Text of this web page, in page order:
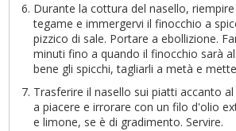
Durante la cottura del nasello,
tegame e immergervi il finocchio a
pizzico di sale. Portare a ebollizione.
minuti fino a quando il finocchio sarà
bene gli spicchi, tagliarli a metà e
Trasferire il nasello sui piatti accanto
a piacere e irrorare con un filo d'olio
e limone, se è di gradimento. Servire.